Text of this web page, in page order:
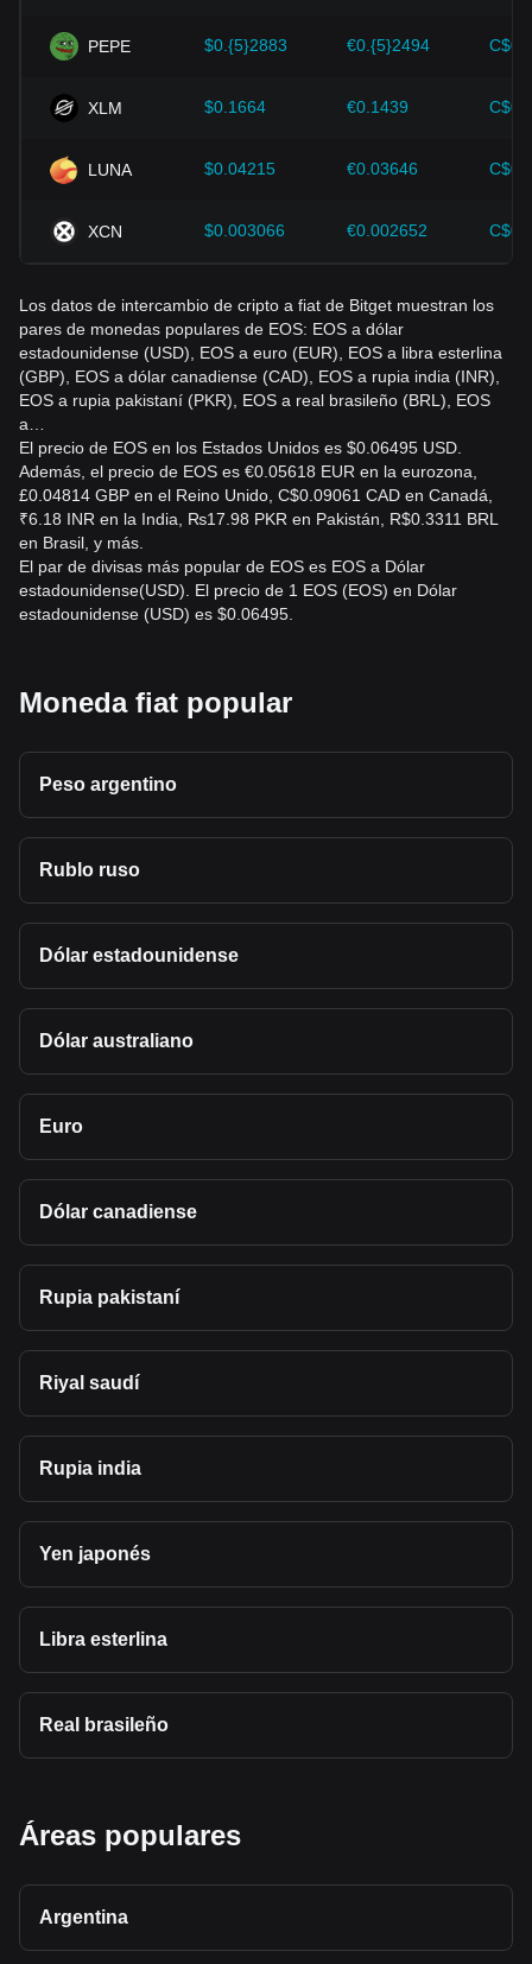
factores, los inversores también deben monitorear de cerca
los futuros cambios en el precio de EOS y ajustar sus
evolución.
PEPE $0.{5}2883 €0.{5}2494
XLM $0.1664 €0.1439
LUNA $0.04215 €0.03646
XCN $0.003066 €0.002652
Los datos de intercambio de cripto a fiat de Bitget muestran los
pares de monedas populares de EOS: EOS a dólar
estadounidense (USD), EOS a euro (EUR), EOS a libra esterlina
(GBP), EOS a dólar canadiense (CAD), EOS a rupia india (INR),
EOS a rupia pakistaní (PKR), EOS a real brasileño (BRL), EOS
a…
El precio de EOS en los Estados Unidos es $0.06495 USD.
Además, el precio de EOS es €0.05618 EUR en la eurozona,
£0.04814 GBP en el Reino Unido, C$0.09061 CAD en Canadá,
₹6.18 INR en la India, ₨17.98 PKR en Pakistán, R$0.3311 BRL
en Brasil, y más.
El par de divisas más popular de EOS es EOS a Dólar
estadounidense(USD). El precio de 1 EOS (EOS) en Dólar
estadounidense (USD) es $0.06495.
Moneda fiat popular
Peso argentino
Rublo ruso
Dólar estadounidense
Dólar australiano
Euro
Dólar canadiense
Rupia pakistaní
Riyal saudí
Rupia india
Yen japonés
Libra esterlina
Real brasileño
Áreas populares
Argentina